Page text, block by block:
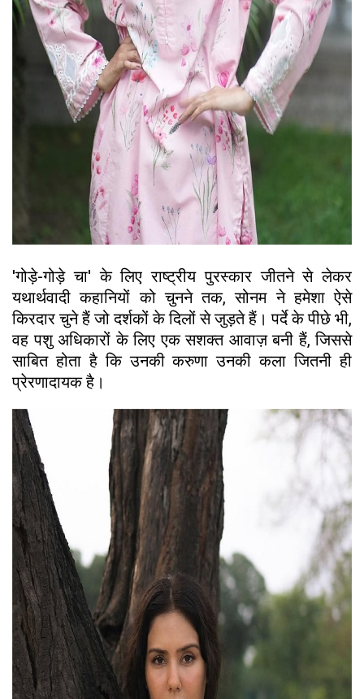
'गोड़े-गोड़े चा' के लिए राष्ट्रीय पुरस्कार जीतने से लेकर
यथार्थवादी कहानियों को चुनने तक, सोनम ने हमेशा ऐसे
किरदार चुने हैं जो दर्शकों के दिलों से जुड़ते हैं। पर्दे के पीछे भी,
वह पशु अधिकारों के लिए एक सशक्त आवाज़ बनी हैं, जिससे
साबित होता है कि उनकी करुणा उनकी कला जितनी ही
प्रेरणादायक है।